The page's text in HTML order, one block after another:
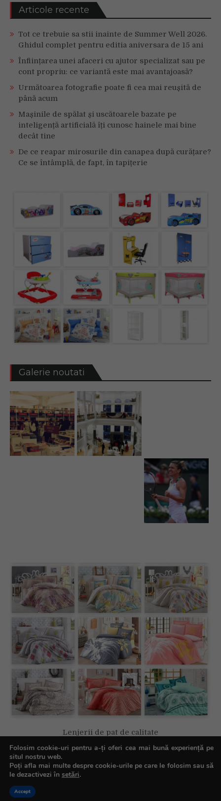
Articole recente
Tot ce trebuie sa stii inainte de Summer Well 2026.
Ghidul complet pentru editia aniversara de 15 ani
Înființarea unei afaceri cu ajutor specializat sau pe
cont propriu: ce variantă este mai avantajoasă?
Următoarea fotografie poate fi cea mai reușită de
până acum
Mașinile de spălat și uscătoarele bazate pe
inteligență artificială îți cunosc hainele mai bine
decât tine
De ce reapar mirosurile din canapea după curățare?
Ce se întâmplă, de fapt, în tapițerie
Galerie noutati
Lenjerii de pat de calitate
Folosim cookie-uri pentru a-ți oferi cea mai bună experiență pe
situl nostru web.
Poți afla mai multe despre cookie-urile pe care le folosim sau să
le dezactivezi în setări.
Accept